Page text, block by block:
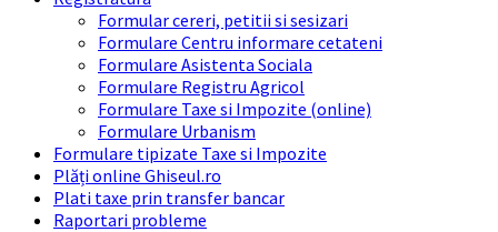
Formular cereri, petitii si sesizari
Formulare Centru informare cetateni
Formulare Asistenta Sociala
Formulare Registru Agricol
Formulare Taxe si Impozite (online)
Formulare Urbanism
Formulare tipizate Taxe si Impozite
Plăți online Ghiseul.ro
Plati taxe prin transfer bancar
Raportari probleme